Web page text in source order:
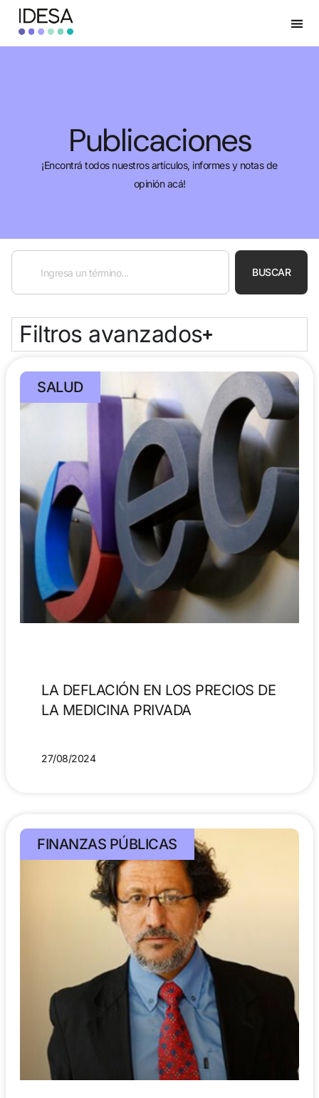
Publicaciones
¡Encontrá todos nuestros artículos, informes y notas de
opinión acá!
BUSCAR
Filtros avanzados
SALUD
LA DEFLACIÓN EN LOS PRECIOS DE
LA MEDICINA PRIVADA
27/08/2024
FINANZAS PÚBLICAS